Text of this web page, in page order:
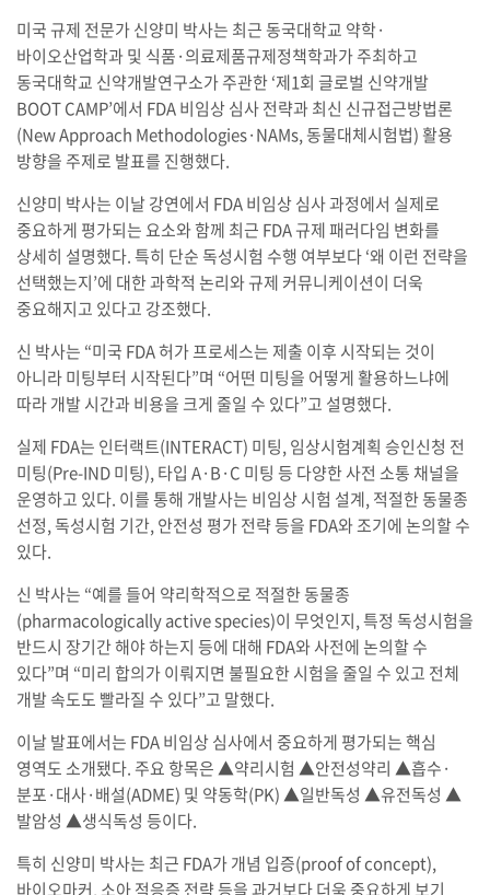
미국 규제 전문가 신양미 박사는 최근 동국대학교 약학·
바이오산업학과 및 식품·의료제품규제정책학과가 주최하고
동국대학교 신약개발연구소가 주관한 ‘제1회 글로벌 신약개발
BOOT CAMP’에서 FDA 비임상 심사 전략과 최신 신규접근방법론
(New Approach Methodologies·NAMs, 동물대체시험법) 활용
방향을 주제로 발표를 진행했다.
신양미 박사는 이날 강연에서 FDA 비임상 심사 과정에서 실제로
중요하게 평가되는 요소와 함께 최근 FDA 규제 패러다임 변화를
상세히 설명했다. 특히 단순 독성시험 수행 여부보다 ‘왜 이런 전략을
선택했는지’에 대한 과학적 논리와 규제 커뮤니케이션이 더욱
중요해지고 있다고 강조했다.
신 박사는 “미국 FDA 허가 프로세스는 제출 이후 시작되는 것이
아니라 미팅부터 시작된다”며 “어떤 미팅을 어떻게 활용하느냐에
따라 개발 시간과 비용을 크게 줄일 수 있다”고 설명했다.
실제 FDA는 인터랙트(INTERACT) 미팅, 임상시험계획 승인신청 전
미팅(Pre-IND 미팅), 타입 A·B·C 미팅 등 다양한 사전 소통 채널을
운영하고 있다. 이를 통해 개발사는 비임상 시험 설계, 적절한 동물종
선정, 독성시험 기간, 안전성 평가 전략 등을 FDA와 조기에 논의할 수
있다.
신 박사는 “예를 들어 약리학적으로 적절한 동물종
(pharmacologically active species)이 무엇인지, 특정 독성시험을
반드시 장기간 해야 하는지 등에 대해 FDA와 사전에 논의할 수
있다”며 “미리 합의가 이뤄지면 불필요한 시험을 줄일 수 있고 전체
개발 속도도 빨라질 수 있다”고 말했다.
이날 발표에서는 FDA 비임상 심사에서 중요하게 평가되는 핵심
영역도 소개됐다. 주요 항목은 ▲약리시험 ▲안전성약리 ▲흡수·
분포·대사·배설(ADME) 및 약동학(PK) ▲일반독성 ▲유전독성 ▲
발암성 ▲생식독성 등이다.
특히 신양미 박사는 최근 FDA가 개념 입증(proof of concept),
바이오마커, 소아 적응증 전략 등을 과거보다 더욱 중요하게 보기